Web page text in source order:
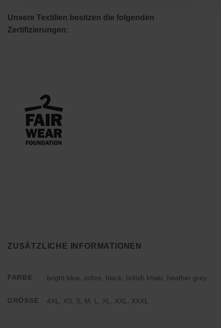
Unsere Textilien besitzen die folgenden
Zertifizierungen:
ZUSÄTZLICHE INFORMATIONEN
FARBE bright blue, ochre, black, british khaki, heather grey
GRÖSSE 4XL, XS, S, M, L, XL, XXL, XXXL